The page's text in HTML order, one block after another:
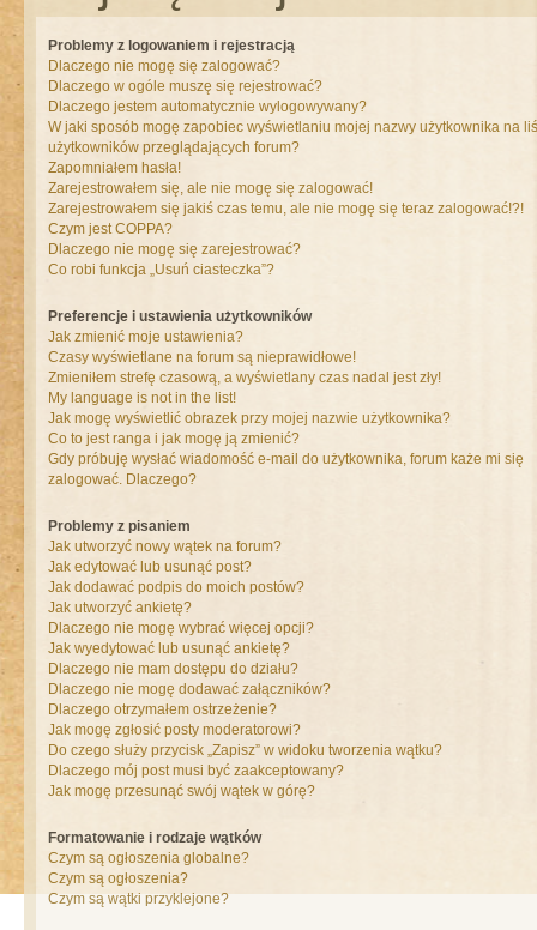
Problemy z logowaniem i rejestracją
Dlaczego nie mogę się zalogować?
Dlaczego w ogóle muszę się rejestrować?
Dlaczego jestem automatycznie wylogowywany?
W jaki sposób mogę zapobiec wyświetlaniu mojej nazwy użytkownika na
użytkowników przeglądających forum?
Zapomniałem hasła!
Zarejestrowałem się, ale nie mogę się zalogować!
Zarejestrowałem się jakiś czas temu, ale nie mogę się teraz zalogować!?!
Czym jest COPPA?
Dlaczego nie mogę się zarejestrować?
Co robi funkcja „Usuń ciasteczka”?
Preferencje i ustawienia użytkowników
Jak zmienić moje ustawienia?
Czasy wyświetlane na forum są nieprawidłowe!
Zmieniłem strefę czasową, a wyświetlany czas nadal jest zły!
My language is not in the list!
Jak mogę wyświetlić obrazek przy mojej nazwie użytkownika?
Co to jest ranga i jak mogę ją zmienić?
Gdy próbuję wysłać wiadomość e-mail do użytkownika, forum każe mi się
zalogować. Dlaczego?
Problemy z pisaniem
Jak utworzyć nowy wątek na forum?
Jak edytować lub usunąć post?
Jak dodawać podpis do moich postów?
Jak utworzyć ankietę?
Dlaczego nie mogę wybrać więcej opcji?
Jak wyedytować lub usunąć ankietę?
Dlaczego nie mam dostępu do działu?
Dlaczego nie mogę dodawać załączników?
Dlaczego otrzymałem ostrzeżenie?
Jak mogę zgłosić posty moderatorowi?
Do czego służy przycisk „Zapisz” w widoku tworzenia wątku?
Dlaczego mój post musi być zaakceptowany?
Jak mogę przesunąć swój wątek w górę?
Formatowanie i rodzaje wątków
Czym są ogłoszenia globalne?
Czym są ogłoszenia?
Czym są wątki przyklejone?